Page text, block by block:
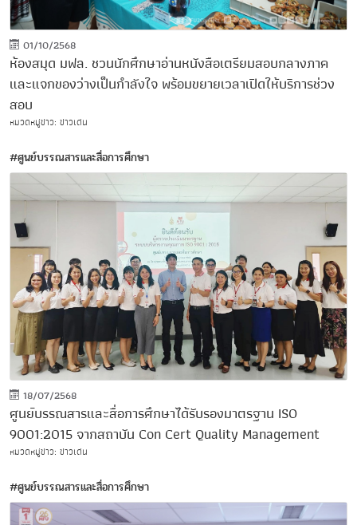
01/10/2568
ห้องสมุด มฟล. ชวนนักศึกษาอ่านหนังสือเตรียมสอบกลางภาค
และแจกของว่างเป็นกำลังใจ พร้อมขยายเวลาเปิดให้บริการช่วง
สอบ
หมวดหมู่ข่าว: ข่าวเด่น
#ศูนย์บรรณสารและสื่อการศึกษา
18/07/2568
ศูนย์บรรณสารและสื่อการศึกษาได้รับรองมาตรฐาน ISO
9001:2015 จากสถาบัน Con Cert Quality Management
หมวดหมู่ข่าว: ข่าวเด่น
#ศูนย์บรรณสารและสื่อการศึกษา